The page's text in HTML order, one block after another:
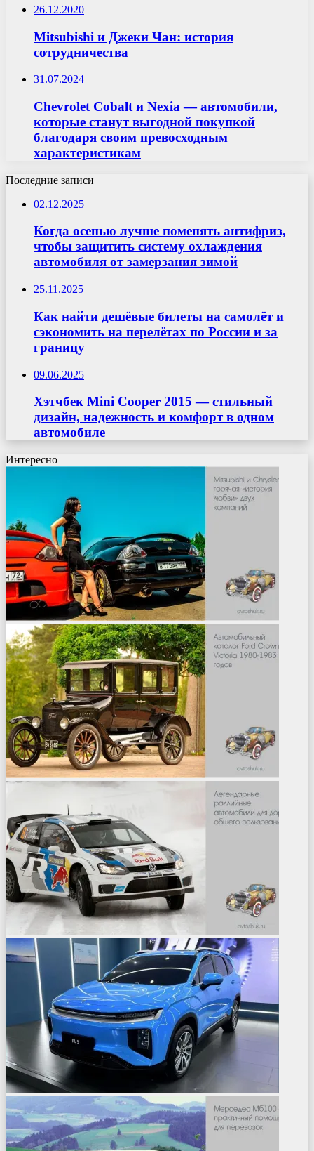
26.12.2020
Mitsubishi и Джеки Чан: история
сотрудничества
31.07.2024
Chevrolet Cobalt и Nexia — автомобили,
которые станут выгодной покупкой
благодаря своим превосходным
характеристикам
Последние записи
02.12.2025
Когда осенью лучше поменять антифриз,
чтобы защитить систему охлаждения
автомобиля от замерзания зимой
25.11.2025
Как найти дешёвые билеты на самолёт и
сэкономить на перелётах по России и за
границу
09.06.2025
Хэтчбек Mini Cooper 2015 — стильный
дизайн, надежность и комфорт в одном
автомобиле
Интересно